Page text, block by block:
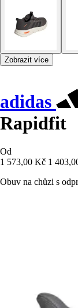
Zobrazit více
adidas
Rapidfit
Od
1 573,00 Kč 1
Obuv na chůzi s